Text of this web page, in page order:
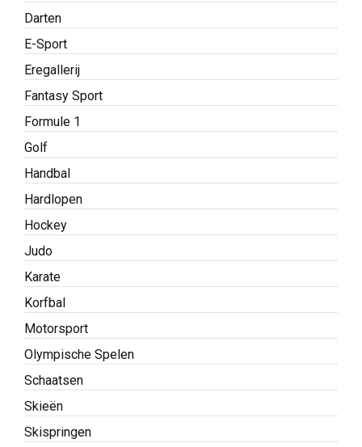
Darten
E-Sport
Eregallerij
Fantasy Sport
Formule 1
Golf
Handbal
Hardlopen
Hockey
Judo
Karate
Korfbal
Motorsport
Olympische Spelen
Schaatsen
Skieën
Skispringen